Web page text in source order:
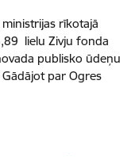
rīkotajā
lielu Zivju fonda
publisko ūdeņu
par Ogres